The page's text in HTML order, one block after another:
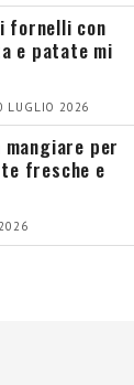
fornelli con
e patate mi
LUGLIO 2026
mangiare per
fresche e